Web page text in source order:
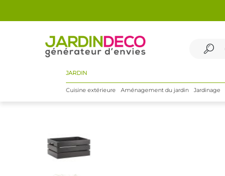
JARDIN
Cuisine extérieure Aménagement du jardin Jardinage